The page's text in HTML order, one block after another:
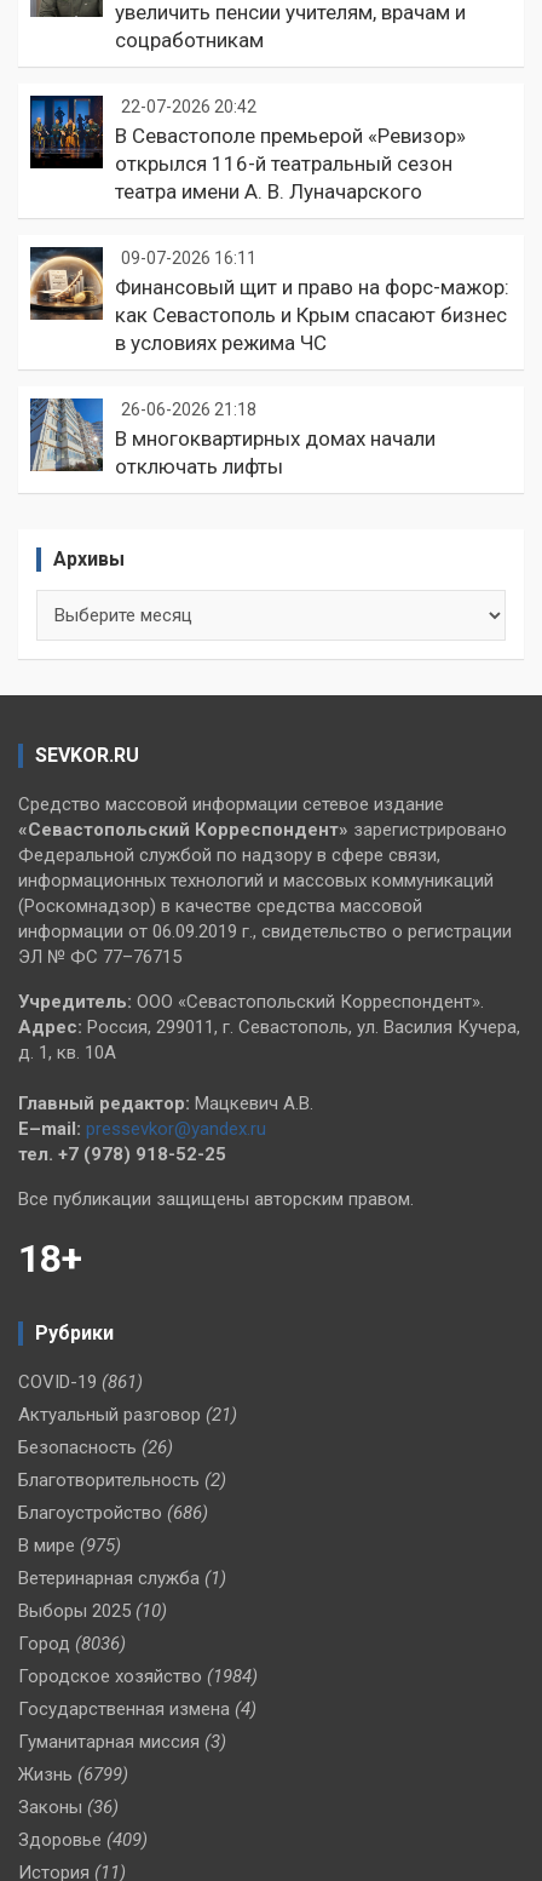
увеличить пенсии учителям, врачам и
соцработникам
22-07-2026 20:42
В Севастополе премьерой «Ревизор»
открылся 116-й театральный сезон
театра имени А. В. Луначарского
09-07-2026 16:11
Финансовый щит и право на форс-мажор:
как Севастополь и Крым спасают бизнес
в условиях режима ЧС
26-06-2026 21:18
В многоквартирных домах начали
отключать лифты
Архивы
SEVKOR.RU
Средство массовой информации сетевое издание
«Севастопольский Корреспондент» зарегистрировано
Федеральной службой по надзору в сфере связи,
информационных технологий и массовых коммуникаций
(Роскомнадзор) в качестве средства массовой
информации от 06.09.2019 г., свидетельство о регистрации
ЭЛ № ФС 77–76715
Учредитель: ООО «Севастопольский Корреспондент».
Адрес: Россия, 299011, г. Севастополь, ул. Василия Кучера,
д. 1, кв. 10А
Главный редактор: Мацкевич А.В.
E–mail: pressevkor@yandex.ru
тел. +7 (978) 918-52-25
Все публикации защищены авторским правом.
18+
Рубрики
COVID-19 (861)
Актуальный разговор (21)
Безопасность (26)
Благотворительность (2)
Благоустройство (686)
В мире (975)
Ветеринарная служба (1)
Выборы 2025 (10)
Город (8036)
Городское хозяйство (1984)
Государственная измена (4)
Гуманитарная миссия (3)
Жизнь (6799)
Законы (36)
Здоровье (409)
История (11)